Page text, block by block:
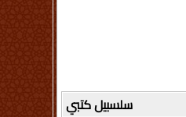
سلسبيل كتبي